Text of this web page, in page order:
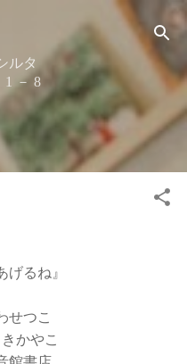
ンテンツに移動
ルタ
1 － 8
げるね』
つこ
かやこ